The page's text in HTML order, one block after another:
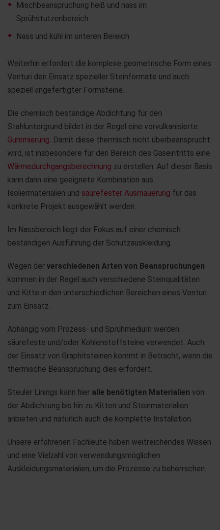
Mischbeanspruchung heiß und nass im
Sprühstutzenbereich
Nass und kühl im unteren Bereich
Weiterhin erfordert die komplexe geometrische Form eines
Venturi den Einsatz spezieller Steinformate und auch
speziell angefertigter Formsteine.
Die chemisch beständige Abdichtung für den
Stahluntergrund bildet in der Regel eine vorvulkanisierte
Gummierung. Damit diese thermisch nicht überbeansprucht
wird, ist insbesondere für den Bereich des Gaseintritts eine
Wärmedurchgangsberechnung zu erstellen. Auf dieser Basis
kann dann eine geeignete Kombination aus
Isoliermaterialien und säurefester Ausmauerung für das
konkrete Projekt ausgewählt werden.
Im Nassbereich liegt der Fokus auf einer chemisch
beständigen Ausführung der Schutzauskleidung.
Wegen der verschiedenen Arten von Beanspruchungen
kommen in der Regel auch verschiedene Steinqualitäten
und Kitte in den unterschiedlichen Bereichen eines Venturi
zum Einsatz.
Abhängig vom Prozess- und Sprühmedium werden
säurefeste und/oder Kohlenstoffsteine verwendet. Auch
der Einsatz von Graphitsteinen kommt in Betracht, wenn die
thermische Beanspruchung dies erfordert.
Steuler Linings kann hier alle benötigten Materialien von
der Abdichtung bis hin zu Kitten und Steinmaterialien
anbieten und natürlich auch die komplette Installation.
Unsere erfahrenen Fachleute haben weitreichendes Wissen
und eine Vielzahl von verwendungsmöglichen
Auskleidungsmaterialien, um die Prozesse zu beherrschen.